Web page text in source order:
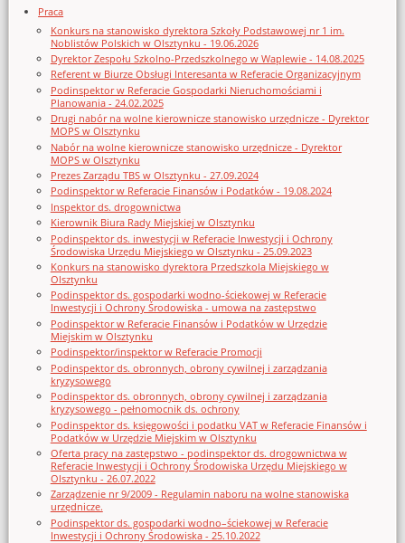
Praca
Konkurs na stanowisko dyrektora Szkoły Podstawowej nr 1 im.
Noblistów Polskich w Olsztynku - 19.06.2026
Dyrektor Zespołu Szkolno-Przedszkolnego w Waplewie - 14.08.2025
Referent w Biurze Obsługi Interesanta w Referacie Organizacyjnym
Podinspektor w Referacie Gospodarki Nieruchomościami i
Planowania - 24.02.2025
Drugi nabór na wolne kierownicze stanowisko urzędnicze - Dyrektor
MOPS w Olsztynku
Nabór na wolne kierownicze stanowisko urzędnicze - Dyrektor
MOPS w Olsztynku
Prezes Zarządu TBS w Olsztynku - 27.09.2024
Podinspektor w Referacie Finansów i Podatków - 19.08.2024
Inspektor ds. drogownictwa
Kierownik Biura Rady Miejskiej w Olsztynku
Podinspektor ds. inwestycji w Referacie Inwestycji i Ochrony
Środowiska Urzędu Miejskiego w Olsztynku - 25.09.2023
Konkurs na stanowisko dyrektora Przedszkola Miejskiego w
Olsztynku
Podinspektor ds. gospodarki wodno-ściekowej w Referacie
Inwestycji i Ochrony Środowiska - umowa na zastępstwo
Podinspektor w Referacie Finansów i Podatków w Urzędzie
Miejskim w Olsztynku
Podinspektor/inspektor w Referacie Promocji
Podinspektor ds. obronnych, obrony cywilnej i zarządzania
kryzysowego
Podinspektor ds. obronnych, obrony cywilnej i zarządzania
kryzysowego - pełnomocnik ds. ochrony
Podinspektor ds. księgowości i podatku VAT w Referacie Finansów i
Podatków w Urzędzie Miejskim w Olsztynku
Oferta pracy na zastępstwo - podinspektor ds. drogownictwa w
Referacie Inwestycji i Ochrony Środowiska Urzędu Miejskiego w
Olsztynku - 26.07.2022
Zarządzenie nr 9/2009 - Regulamin naboru na wolne stanowiska
urzędnicze.
Podinspektor ds. gospodarki wodno–ściekowej w Referacie
Inwestycji i Ochrony Środowiska - 25.10.2022